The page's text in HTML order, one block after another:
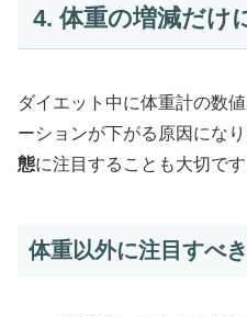
4. 体重の増減だけ
ダイエット中に体重計の数
ーションが下がる原因になり
態に注目することも大切です
体重以外に注目すべ